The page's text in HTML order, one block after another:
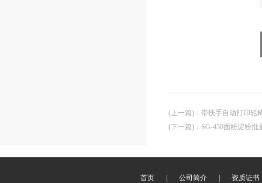
(上一篇) ： 带扶手自动打印轮
(下一篇) ： SG-450面粉淀粉批
首页 公司简介 资质证书